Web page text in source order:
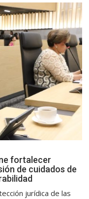
fortalecer
de cuidados de
jurídica de las